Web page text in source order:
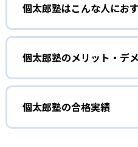
市進教育グループの個別指
スト対策や入試対策に多くの
熱を持つ講師陣も確保してい
生徒一人ひとりの「授業でな
こが出題されるか」に向き
ュラムも作成。定期テストな
02
先生1人に生徒2人とい
個太郎塾はこんな人にお
基礎の基礎から丁寧
個太郎塾では、以下のような
中学受験、高校受験、大
学習をやり直したい
中高一貫校・付属校の進
個太郎塾のメリット・デ
個太郎塾の合格実績